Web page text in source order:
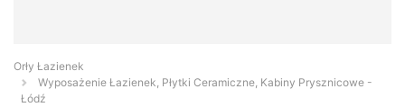
Orły Łazienek
Wyposażenie Łazienek, Płytki Ceramiczne, Kabiny Prysznicowe -
Łódź